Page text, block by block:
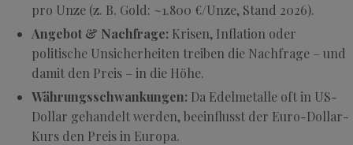
pro Unze (z. B. Gold: ~1.800 €/Unze, Stand 2026).
Angebot & Nachfrage: Krisen, Inflation oder
politische Unsicherheiten treiben die Nachfrage – und
damit den Preis – in die Höhe.
Währungsschwankungen: Da Edelmetalle oft in US-
Dollar gehandelt werden, beeinflusst der Euro-Dollar-
Kurs den Preis in Europa.